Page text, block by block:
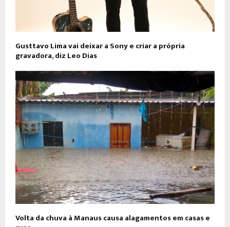
Gusttavo Lima vai deixar a Sony e criar a própria
gravadora, diz Leo Dias
Volta da chuva à Manaus causa alagamentos em casas e